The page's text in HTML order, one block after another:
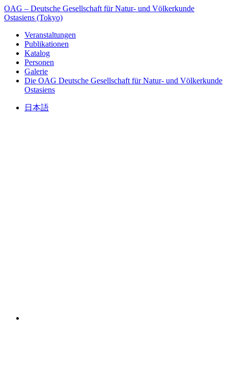
OAG – Deutsche Gesellschaft für Natur- und Völkerkunde
Ostasiens (Tokyo)
Veranstaltungen
Publikationen
Katalog
Personen
Galerie
Die OAG Deutsche Gesellschaft für Natur- und Völkerkunde
Ostasiens
日本語